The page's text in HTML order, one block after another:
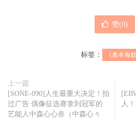
《梦想集中营》（The Zone of
洁丝汀楚特（Justine Triet），《
尤格蓝西莫（Yorgos Lanthimos
赞(0)
标签： 《奥本海默
上一篇
[SONE-090]人生最重大决定！拍
过广告 偶像征选赛拿到冠军的
艺能人中森心心奈（中森心々
人